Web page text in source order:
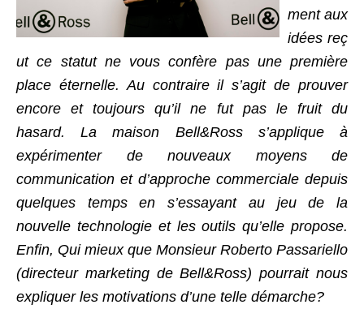
ment aux
idées reç
ut ce statut ne vous confère pas une première
place éternelle. Au contraire il s’agit de prouver
encore et toujours qu’il ne fut pas le fruit du
hasard. La maison Bell&Ross s’applique à
expérimenter de nouveaux moyens de
communication et d’approche commerciale depuis
quelques temps en s’essayant au jeu de la
nouvelle technologie et les outils qu’elle propose.
Enfin, Qui mieux que Monsieur Roberto Passariello
(directeur marketing de Bell&Ross) pourrait nous
expliquer les motivations d’une telle démarche?